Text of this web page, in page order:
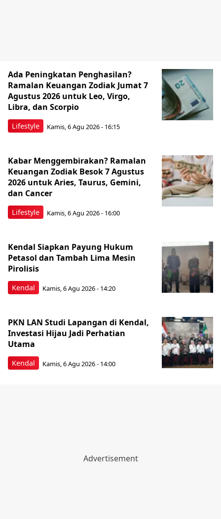
Lifestyle
Ada Peningkatan Penghasilan?
Ramalan Keuangan Zodiak Jumat 7
Agustus 2026 untuk Leo, Virgo,
Libra, dan Scorpio
Kamis, 6 Agu 2026 - 16:15
Lifestyle
Kabar Menggembirakan? Ramalan
Keuangan Zodiak Besok 7 Agustus
2026 untuk Aries, Taurus, Gemini,
dan Cancer
Kamis, 6 Agu 2026 - 16:00
Kendal
Kendal Siapkan Payung Hukum
Petasol dan Tambah Lima Mesin
Pirolisis
Kamis, 6 Agu 2026 - 14:20
Kendal
PKN LAN Studi Lapangan di Kendal,
Investasi Hijau Jadi Perhatian
Utama
Kamis, 6 Agu 2026 - 14:00